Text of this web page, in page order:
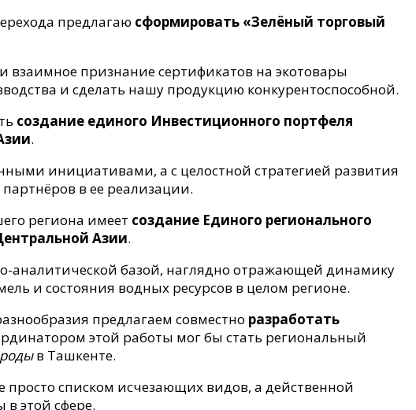
предлагаю сформировать «Зелёный торговый
признание сертификатов на экотовары
и сделать нашу продукцию конкурентоспособной.
создание единого Инвестиционного портфеля
.
инициативами, а с целостной стратегией развития
в ее реализации.
региона имеет создание Единого регионального
Азии.
аналитической базой, наглядно отражающей динамику
и состояния водных ресурсов в целом регионе.
предлагаем совместно разработать
этой работы мог бы стать региональный
в Ташкенте.
просто списком исчезающих видов, а действенной
этой сфере.